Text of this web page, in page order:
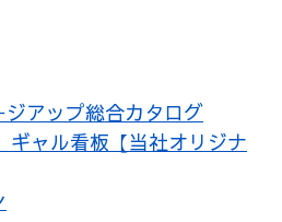
アップ総合カタログ
ギャル看板【当社オリジナ